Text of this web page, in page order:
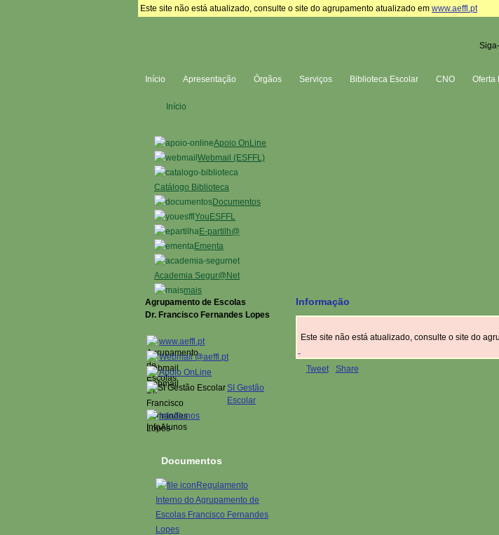
Este site não está atualizado, consulte o site do agrupamento atualizado em www.aeffl.pt
Início Apresentação Órgãos Serviços Biblioteca Escolar CNO Oferta
Apoio OnLine
Webmail (ESFFL)
Catálogo Biblioteca
Documentos
YouESFFL
E-partilh@
Ementa
Academia Segur@Net
mais
Início
Informação
Este site não está atualizado, consulte o site do
Tweet Share
Agrupamento de Escolas
Dr. Francisco Fernandes Lopes
www.aeffl.pt
Webmail @aeffl.pt
Apoio OnLine
SI Gestão
Escolar
InfoAlunos
Documentos
Regulamento
Interno do Agrupamento de
Escolas Francisco Fernandes
Lopes